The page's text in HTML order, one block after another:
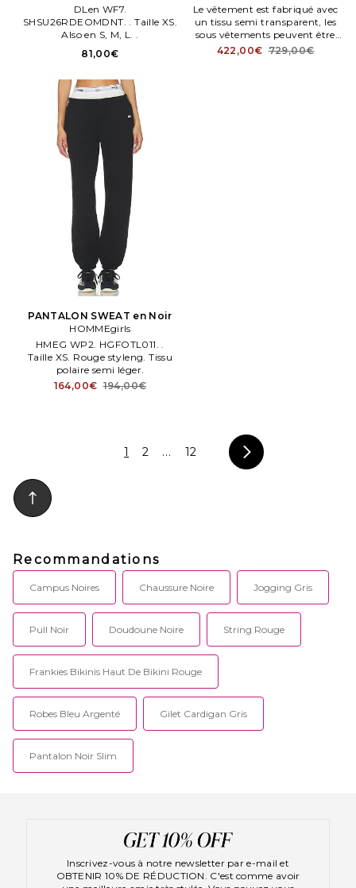
DLen WF7.
SHSU26RDEOMDNT. . Taille XS.
Also en S, M, L. .
81,00€
Le vêtement est fabriqué avec
un tissu semi transparent, les
sous vêtements peuvent être
apparents. Bas 25 cm. DIEE
422,00€ 729,00€
PANTALON SWEAT en Noir
HOMMEgirls
HMEG WP2. HGFOTL011. .
Taille XS. Rouge styleng. Tissu
polaire semi léger.
164,00€ 194,00€
1 2 ... 12
Recommandations
Campus Noires Chaussure Noire Jogging Gris
Pull Noir Doudoune Noire String Rouge
Frankies Bikinis Haut De Bikini Rouge
Robes Bleu Argenté Gilet Cardigan Gris
Pantalon Noir Slim
Inscrivez-vous à notre newsletter par e-mail et
OBTENIR 10% DE RÉDUCTION. C'est comme avoir